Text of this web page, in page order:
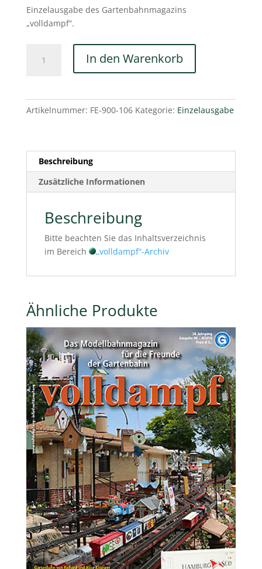
Einzelausgabe des Gartenbahnmagazins
„volldampf“.
In den Warenkorb
Artikelnummer: FE-900-106 Kategorie: Einzelausgabe
Beschreibung
Zusätzliche Informationen
Beschreibung
Bitte beachten Sie das Inhaltsverzeichnis
im Bereich
„volldampf“-Archiv
Ähnliche Produkte